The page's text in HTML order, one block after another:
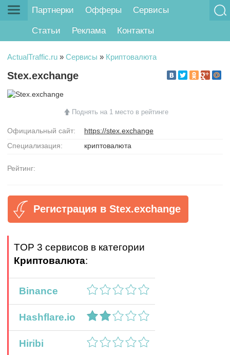
Партнерки Офферы Сервисы
Статьи Реклама Контакты
ActualTraffic.ru » Сервисы » Криптовалюта
Stex.exchange
Поднять на 1 место в рейтинге
Официальный сайт:
https://stex.exchange
Специализация:
криптовалюта
Рейтинг:
Регистрация в Stex.exchange
TOP 3 сервисов в категории
Криптовалюта:
Binance
Hashflare.io
Hiribi